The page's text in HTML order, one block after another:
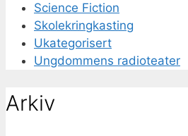
Science Fiction
Skolekringkasting
Ukategorisert
Ungdommens radioteater
Arkiv